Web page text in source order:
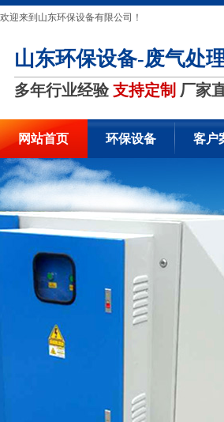
欢迎来到山东环保设备有限公司！
山东环保设备-废气处
多年行业经验支持定制 厂家
网站首页 环保设备 客户